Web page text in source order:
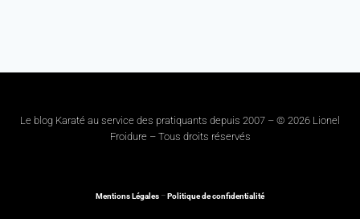
Le blog Karaté au service des pratiquants depuis 2007 – © 2026 Lionel
Froidure – Tous droits réservés
Mentions Légales –Politique de confidentialité